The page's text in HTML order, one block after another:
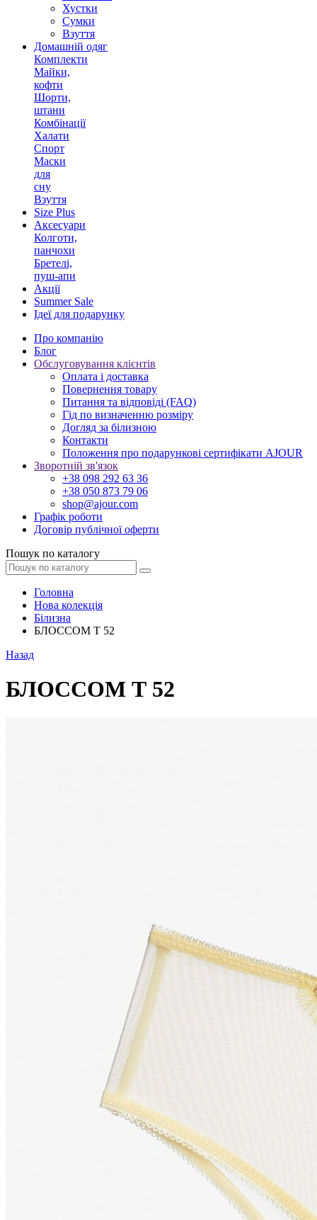
Хустки
Сумки
Взуття
Домашній одяг
Комплекти
Майки,
кофти
Шорти,
штани
Комбінації
Халати
Спорт
Маски
для
сну
Взуття
Size Plus
Аксесуари
Колготи,
панчохи
Бретелі,
пуш-апи
Акції
Summer Sale
Ідеї для подарунку
Про компанію
Блог
Обслуговування клієнтів
Оплата і доставка
Повернення товару
Питання та відповіді (FAQ)
Гід по визначенню розміру
Догляд за білизною
Контакти
Положення про подарункові сертифікати AJOUR
Зворотній зв'язок
+38 098 292 63 36
+38 050 873 79 06
shop@ajour.com
Графік роботи
Договір публічної оферти
Пошук по каталогу
Головна
Нова колекція
Білизна
БЛОССОМ Т 52
Назад
БЛОССОМ Т 52